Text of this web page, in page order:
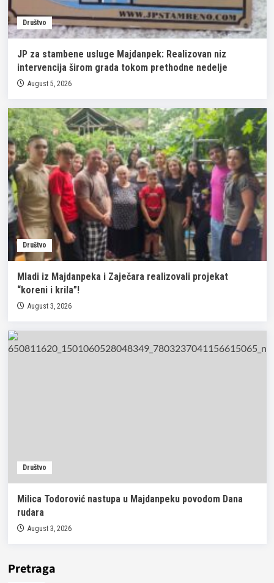
Društvo
JP za stambene usluge Majdanpek: Realizovan niz
intervencija širom grada tokom prethodne nedelje
August 5, 2026
Društvo
Mladi iz Majdanpeka i Zaječara realizovali projekat
“koreni i krila”!
August 3, 2026
Društvo
Milica Todorović nastupa u Majdanpeku povodom Dana
rudara
August 3, 2026
Pretraga